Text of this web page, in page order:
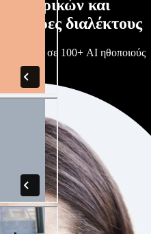
ανδρικών και
διαλέκτους
ανάμεσα σε 100+ AI ηθοποιούς
θες.